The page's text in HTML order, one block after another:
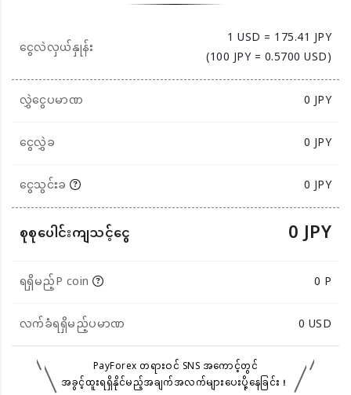
ငွေလဲလှယ်နှုန်း
1 USD = 175.41 JPY
(100 JPY = 0.5700 USD)
လွှဲငွေပမာဏ
0JPY
ငွေလွှဲခ
0 JPY
ငွေသွင်းခ
0 JPY
စုစုပေါင်းကျသင့်ငွေ 0 JPY
ရရှိမည့်P coin
0 P
လက်ခံရရှိမည့်ပမာဏ
0USD
PayForex တရားဝင် SNS အကောင့်တွင်
အခွင့်ထူးရရှိနိုင်မည့်အချက်အလက်များပေးပို့နေခြင်း！